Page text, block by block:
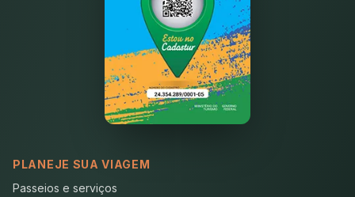
PLANEJE SUA VIAGEM
Passeios e serviços